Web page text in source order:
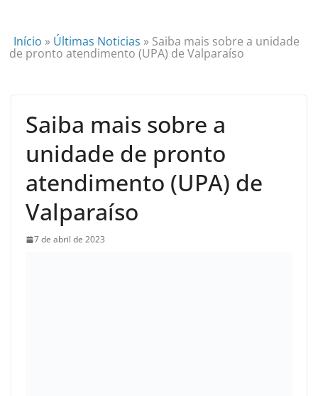
Início » Últimas Noticias » Saiba mais sobre a unidade
de pronto atendimento (UPA) de Valparaíso
Saiba mais sobre a
unidade de pronto
atendimento (UPA) de
Valparaíso
7 de abril de 2023